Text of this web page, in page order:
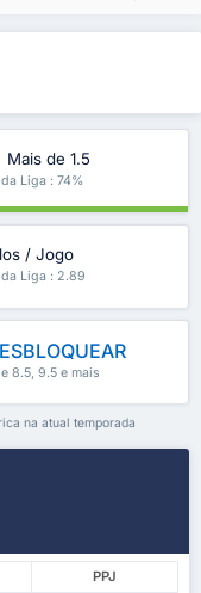
Mais de 1.5
Liga : 74%
/ Jogo
Liga : 2.89
8.5, 9.5 e mais
na atual temporada
PPJ